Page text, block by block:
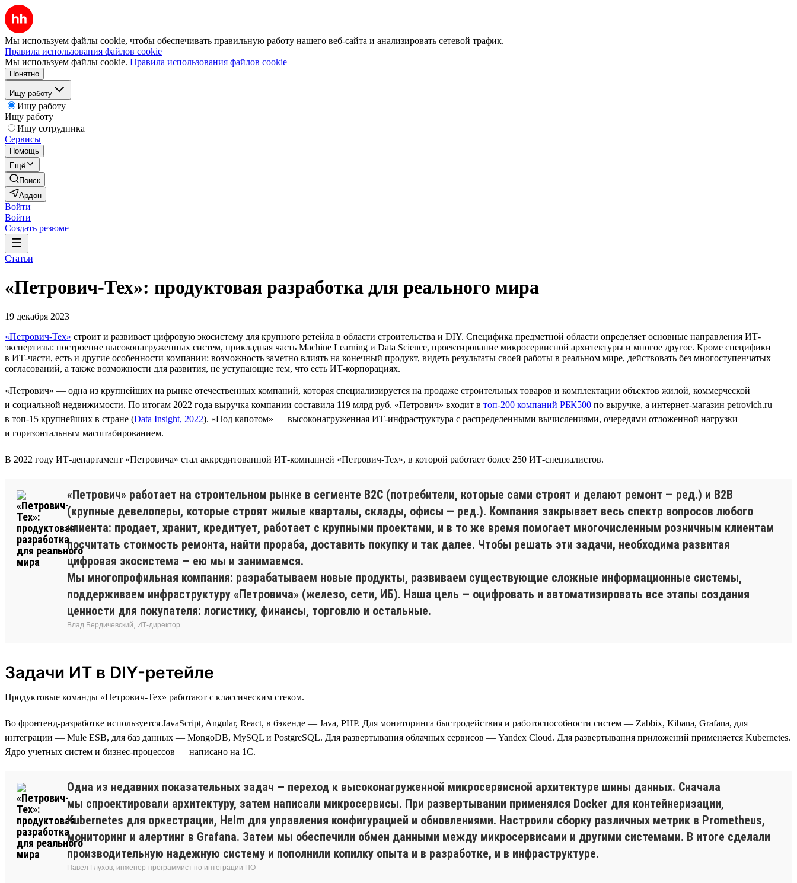
Мы используем файлы cookie, чтобы обеспечивать правильную работу нашего веб-сайта и анализировать сетевой трафик.
Правила использования файлов cookie
Мы используем файлы cookie. Правила использования файлов cookie
Понятно
Ищу работу
Ищу работу
Ищу работу
Ищу сотрудника
Сервисы
Помощь
Ещё
Поиск
Ардон
Войти
Войти
Создать резюме
Статьи
«Петрович-Тех»: продуктовая разработка для реального мира
19 декабря 2023
«Петрович-Тех» строит и развивает цифровую экосистему для крупного ретейла в области строительства и DIY. Специфика предметной области определяет основные направления ИТ-
экспертизы: построение высоконагруженных систем, прикладная часть Machine Learning и Data Science, проектирование микросервисной архитектуры и многое другое. Кроме специфики
в ИТ-части, есть и другие особенности компании: возможность заметно влиять на конечный продукт, видеть результаты своей работы в реальном мире, действовать без многоступенчатых
согласований, а также возможности для развития, не уступающие тем, что есть ИТ-корпорациях.
«Петрович» — одна из крупнейших на рынке отечественных компаний, которая специализируется на продаже строительных товаров и комплектации объектов жилой, коммерческой
и социальной недвижимости. По итогам 2022 года выручка компании составила 119 млрд руб. «Петрович» входит в топ-200 компаний РБК500 по выручке, а интернет-магазин petrovich.ru —
в топ-15 крупнейших в стране (Data Insight, 2022). «Под капотом» — высоконагруженная ИТ-инфраструктура с распределенными вычислениями, очередями отложенной нагрузки
и горизонтальным масштабированием.
В 2022 году ИТ-департамент «Петровича» стал аккредитованной ИТ-компанией «Петрович-Тех», в которой работает более 250 ИТ-специалистов.
«Петрович» работает на строительном рынке в сегменте B2C (потребители, которые сами строят и делают ремонт — ред.) и B2B
(крупные девелоперы, которые строят жилые кварталы, склады, офисы — ред.). Компания закрывает весь спектр вопросов любого
клиента: продает, хранит, кредитует, работает с крупными проектами, и в то же время помогает многочисленным розничным клиентам
посчитать стоимость ремонта, найти прораба, доставить покупку и так далее. Чтобы решать эти задачи, необходима развитая
цифровая экосистема — ею мы и занимаемся.
Мы многопрофильная компания: разрабатываем новые продукты, развиваем существующие сложные информационные системы,
поддерживаем инфраструктуру «Петровича» (железо, сети, ИБ). Наша цель — оцифровать и автоматизировать все этапы создания
ценности для покупателя: логистику, финансы, торговлю и остальные.
Влад Бердичевский, ИТ-директор
Задачи ИТ в DIY-ретейле
Продуктовые команды «Петрович-Тех» работают с классическим стеком.
Во фронтенд-разработке используется JavaScript, Angular, React, в бэкенде — Java, PHP. Для мониторинга быстродействия и работоспособности систем — Zabbix, Kibana, Grafana, для
интеграции — Mule ESB, для баз данных — MongoDB, MySQL и PostgreSQL. Для развертывания облачных сервисов — Yandex Cloud. Для развертывания приложений применяется Kubernetes.
Ядро учетных систем и бизнес-процессов — написано на 1С.
Одна из недавних показательных задач — переход к высоконагруженной микросервисной архитектуре шины данных. Сначала
мы спроектировали архитектуру, затем написали микросервисы. При развертывании применялся Docker для контейнеризации,
Kubernetes для оркестрации, Helm для управления конфигурацией и обновлениями. Настроили сборку различных метрик в Prometheus,
мониторинг и алертинг в Grafana. Затем мы обеспечили обмен данными между микросервисами и другими системами. В итоге сделали
производительную надежную систему и пополнили копилку опыта и в разработке, и в инфраструктуре.
Павел Глухов, инженер-программист по интеграции ПО